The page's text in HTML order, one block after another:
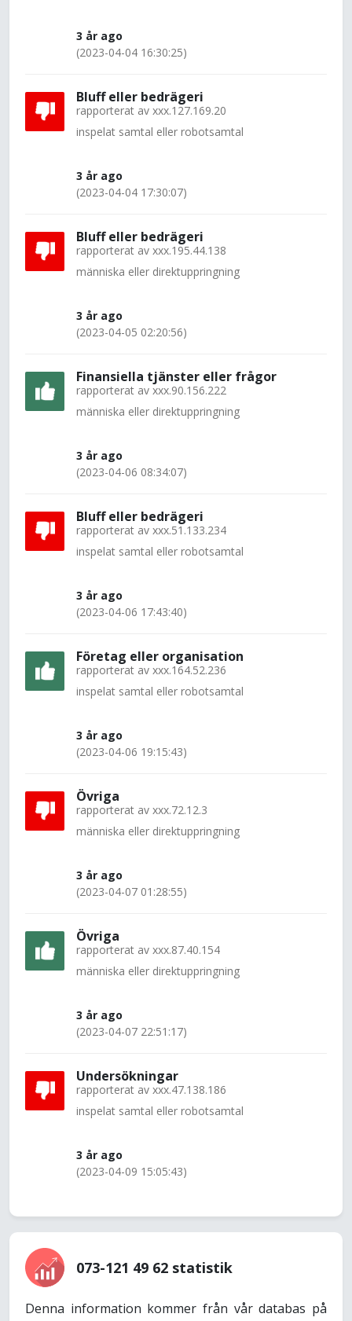
3 år ago
(2023-04-04 16:30:25)
Bluff eller bedrägeri
rapporterat av xxx.127.169.20
inspelat samtal eller robotsamtal
3 år ago
(2023-04-04 17:30:07)
Bluff eller bedrägeri
rapporterat av xxx.195.44.138
människa eller direktuppringning
3 år ago
(2023-04-05 02:20:56)
Finansiella tjänster eller frågor
rapporterat av xxx.90.156.222
människa eller direktuppringning
3 år ago
(2023-04-06 08:34:07)
Bluff eller bedrägeri
rapporterat av xxx.51.133.234
inspelat samtal eller robotsamtal
3 år ago
(2023-04-06 17:43:40)
Företag eller organisation
rapporterat av xxx.164.52.236
inspelat samtal eller robotsamtal
3 år ago
(2023-04-06 19:15:43)
Övriga
rapporterat av xxx.72.12.3
människa eller direktuppringning
3 år ago
(2023-04-07 01:28:55)
Övriga
rapporterat av xxx.87.40.154
människa eller direktuppringning
3 år ago
(2023-04-07 22:51:17)
Undersökningar
rapporterat av xxx.47.138.186
inspelat samtal eller robotsamtal
3 år ago
(2023-04-09 15:05:43)
073-121 49 62 statistik
Denna information kommer från vår databas på